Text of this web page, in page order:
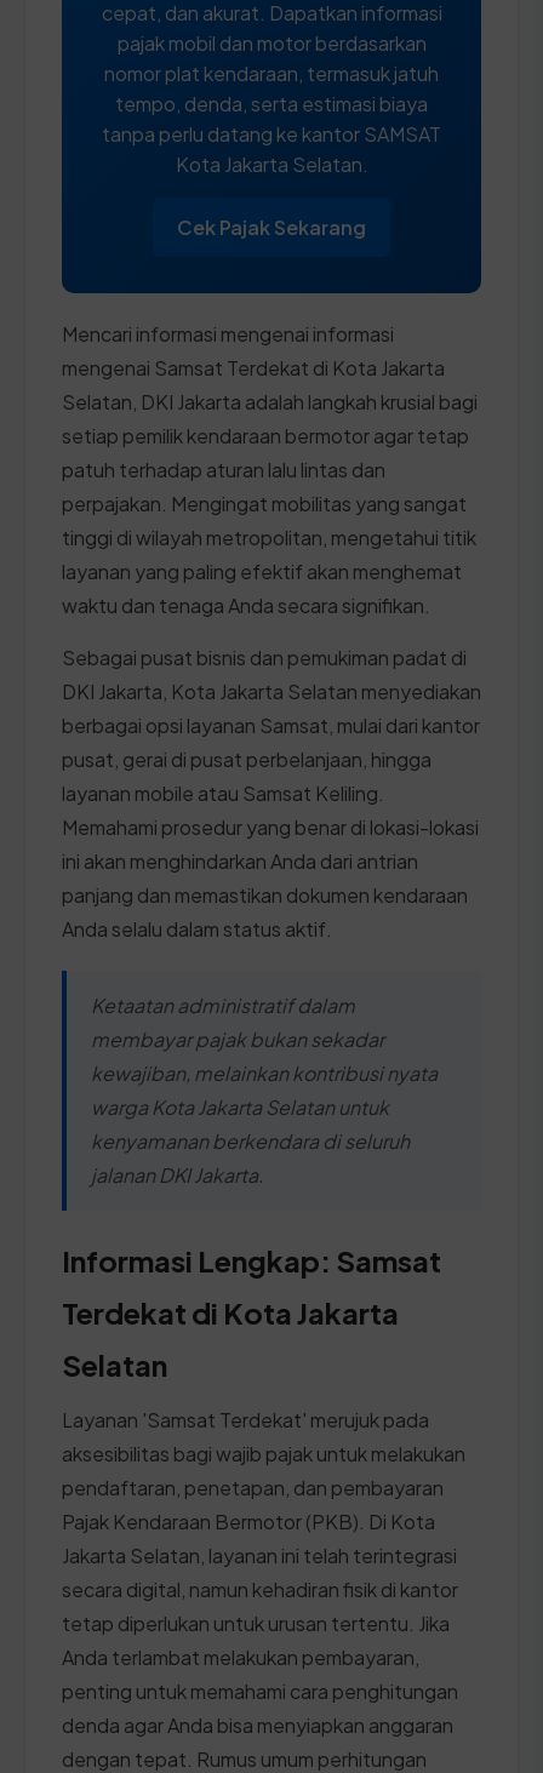
cepat, dan akurat. Dapatkan informasi
pajak mobil dan motor berdasarkan
nomor plat kendaraan, termasuk jatuh
tempo, denda, serta estimasi biaya
tanpa perlu datang ke kantor SAMSAT
Kota Jakarta Selatan.
Cek Pajak Sekarang
Mencari informasi mengenai informasi
mengenai Samsat Terdekat di Kota Jakarta
Selatan, DKI Jakarta adalah langkah krusial bagi
setiap pemilik kendaraan bermotor agar tetap
patuh terhadap aturan lalu lintas dan
perpajakan. Mengingat mobilitas yang sangat
tinggi di wilayah metropolitan, mengetahui titik
layanan yang paling efektif akan menghemat
waktu dan tenaga Anda secara signifikan.
Sebagai pusat bisnis dan pemukiman padat di
DKI Jakarta, Kota Jakarta Selatan menyediakan
berbagai opsi layanan Samsat, mulai dari kantor
pusat, gerai di pusat perbelanjaan, hingga
layanan mobile atau Samsat Keliling.
Memahami prosedur yang benar di lokasi-lokasi
ini akan menghindarkan Anda dari antrian
panjang dan memastikan dokumen kendaraan
Anda selalu dalam status aktif.
Ketaatan administratif dalam
membayar pajak bukan sekadar
kewajiban, melainkan kontribusi nyata
warga Kota Jakarta Selatan untuk
kenyamanan berkendara di seluruh
jalanan DKI Jakarta.
Informasi Lengkap: Samsat
Terdekat di Kota Jakarta
Selatan
Layanan 'Samsat Terdekat' merujuk pada
aksesibilitas bagi wajib pajak untuk melakukan
pendaftaran, penetapan, dan pembayaran
Pajak Kendaraan Bermotor (PKB). Di Kota
Jakarta Selatan, layanan ini telah terintegrasi
secara digital, namun kehadiran fisik di kantor
tetap diperlukan untuk urusan tertentu. Jika
Anda terlambat melakukan pembayaran,
penting untuk memahami cara penghitungan
denda agar Anda bisa menyiapkan anggaran
dengan tepat. Rumus umum perhitungan